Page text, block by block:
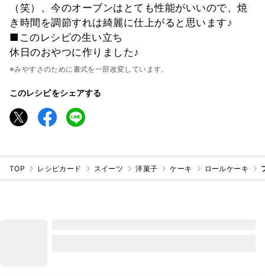
（笑）、今のオーブンはとても性能がいいので、焼
き時間を調節すれは綺麗に仕上がると思います♪
■このレシピの生い立ち
休日のおやつに作りました♪
※みやすさのために書式を一部改変しています。
このレシピをシェアする
TOP レシピカード スイーツ 洋菓子 ケーキ ロールケーキ